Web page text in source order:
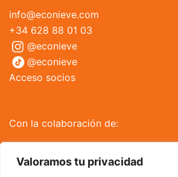
Valoramos tu privacidad
info@econieve.com
+34 628 88 01 03
@econieve
@econieve
Acceso socios
Con la colaboración de: